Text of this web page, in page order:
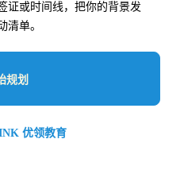
证或时间线，把你的背景发
清单。
规划
优领教育